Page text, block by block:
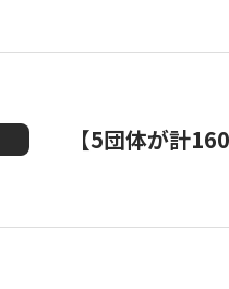
【5団体が計